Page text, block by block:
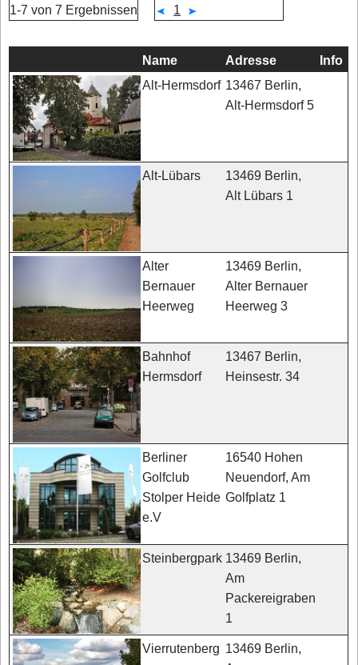
1-7 von 7 Ergebnissen 1
Name Adresse Info
Alt-Hermsdorf 13467 Berlin,
Alt-Hermsdorf 5
Alt-Lübars
13469 Berlin,
Alt Lübars 1
Alter
Bernauer
Heerweg
13469 Berlin,
Alter Bernauer
Heerweg 3
Bahnhof
Hermsdorf
13467 Berlin,
Heinsestr. 34
Berliner
Golfclub
Stolper Heide
e.V
16540 Hohen
Neuendorf, Am
Golfplatz 1
Steinbergpark 13469 Berlin,
Am
Packereigraben
1
Vierrutenberg 13469 Berlin,